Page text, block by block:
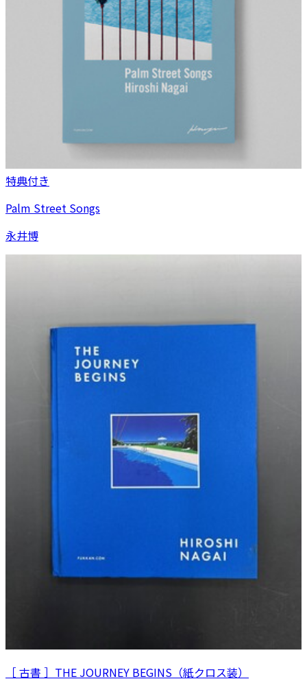
特典付き
Palm Street Songs
永井博
［ 古書 ］THE JOURNEY BEGINS（紙クロス装）